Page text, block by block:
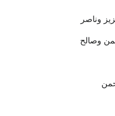
وناصر
وصالح